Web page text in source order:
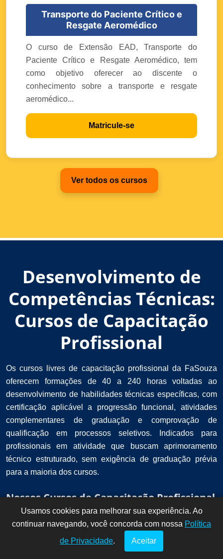
Transporte do Paciente Crítico e
Resgate Aeromédico
O curso de Extensão EAD, Transporte do
Paciente Crítico e Resgate Aeromédico, tem
como objetivo oferecer ao discente o
conhecimento sobre a transporte e resgate
aeromédico...
Matricule-se
Ver todos os cursos
Desenvolvimento de
Competências Técnicas:
Cursos de Capacitação
Profissional
Os cursos livres de capacitação profissional da FaSouza
oferecem formações de 40 a 240 horas voltadas ao
desenvolvimento de habilidades técnicas específicas, com
certificação aplicável a progressão funcional, atividades
complementares de graduação e comprovação de
qualificação em processos seletivos. Indicados para
profissionais em atividade que buscam aprimoramento
técnico estruturado, sem exigência de graduação prévia
para a maioria dos cursos.
Nossos Cursos de Capacitação Profissional
!
Dúvidas? Fale
conosco por
aqui!
Usamos cookies para melhorar sua experiência. Ao
continuar navegando, você concorda com nossa Política
de Privacidade. Aceitar